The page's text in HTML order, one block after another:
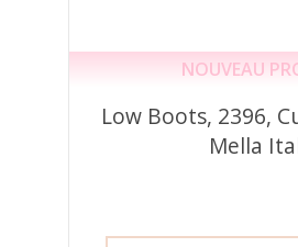
NOUVEAU
Low Boots, 2396,
Mella